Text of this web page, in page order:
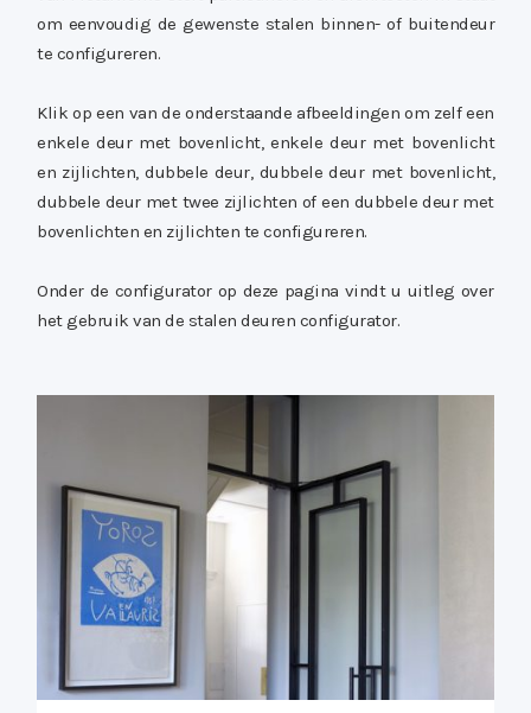
om eenvoudig de gewenste stalen binnen- of buitendeur
te configureren.
Klik op een van de onderstaande afbeeldingen om zelf een
enkele deur met bovenlicht, enkele deur met bovenlicht
en zijlichten, dubbele deur, dubbele deur met bovenlicht,
dubbele deur met twee zijlichten of een dubbele deur met
bovenlichten en zijlichten te configureren.
Onder de configurator op deze pagina vindt u uitleg over
het gebruik van de stalen deuren configurator.